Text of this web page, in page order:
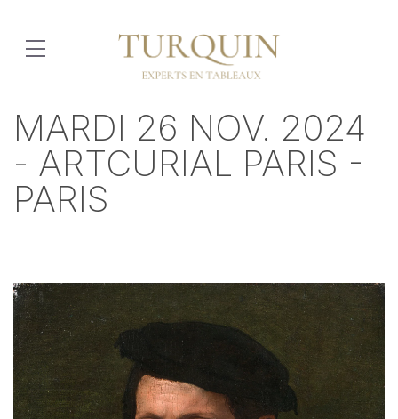
MARDI 26 NOV. 2024
- ARTCURIAL PARIS -
PARIS